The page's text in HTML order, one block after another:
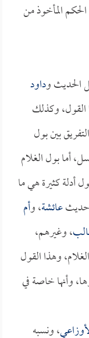
المأخوذ من
الحديث وداود
وكذلك
بين بول
أما بول الغلام
كثيرة هي ما
عائشة، وأم
، وغيرهم،
وهذا القول
وأنها خاصة في
، ونسبه